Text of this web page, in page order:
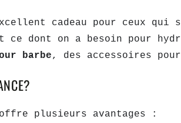
cadeau pour ceux qui
ce dont on a besoin pour
barbe, des accessoires
offre plusieurs avantages :